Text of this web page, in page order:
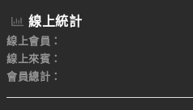
線上統計
線上會員
線上來賓
會員總計